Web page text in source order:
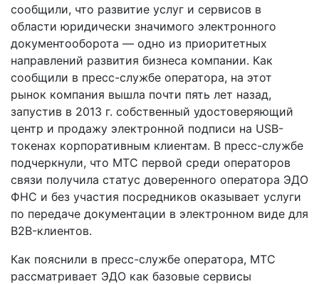
сообщили, что развитие услуг и сервисов в
области юридически значимого электронного
документооборота — одно из приоритетных
направлений развития бизнеса компании. Как
сообщили в пресс-службе оператора, на этот
рынок компания вышла почти пять лет назад,
запустив в 2013 г. собственный удостоверяющий
центр и продажу электронной подписи на USB-
токенах корпоративным клиентам. В пресс-службе
подчеркнули, что МТС первой среди операторов
связи получила статус доверенного оператора ЭДО
ФНС и без участия посредников оказывает услуги
по передаче документации в электронном виде для
B2B-клиентов.
Как пояснили в пресс-службе оператора, МТС
рассматривает ЭДО как базовые сервисы